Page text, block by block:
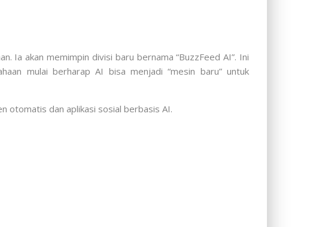
Ia akan memimpin divisi baru bernama “BuzzFeed AI”. Ini
mulai berharap AI bisa menjadi “mesin baru” untuk
otomatis dan aplikasi sosial berbasis AI.